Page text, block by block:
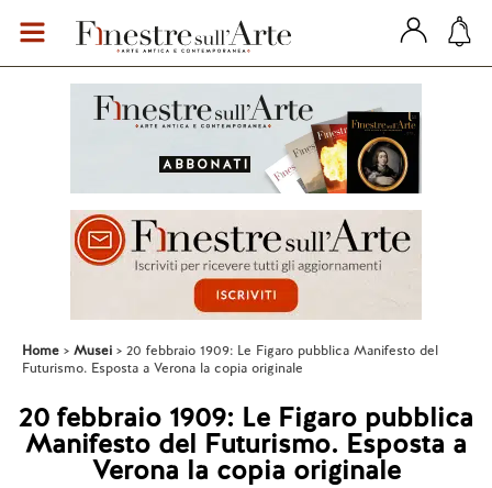
Home Musei
20 febbraio 1909: Le Figaro pubblica Manifesto del
Futurismo. Esposta a Verona la copia originale
20 febbraio 1909: Le Figaro pubblica
Manifesto del Futurismo. Esposta a
Verona la copia originale